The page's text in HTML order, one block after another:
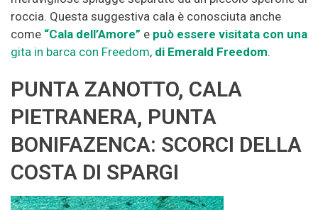
roccia. Questa suggestiva cala è conosciuta anche
come “Cala dell’Amore” e può essere visitata con una
gita in barca con Freedom, di Emerald Freedom.
PUNTA ZANOTTO, CALA
PIETRANERA, PUNTA
BONIFAZENCA: SCORCI DELLA
COSTA DI SPARGI